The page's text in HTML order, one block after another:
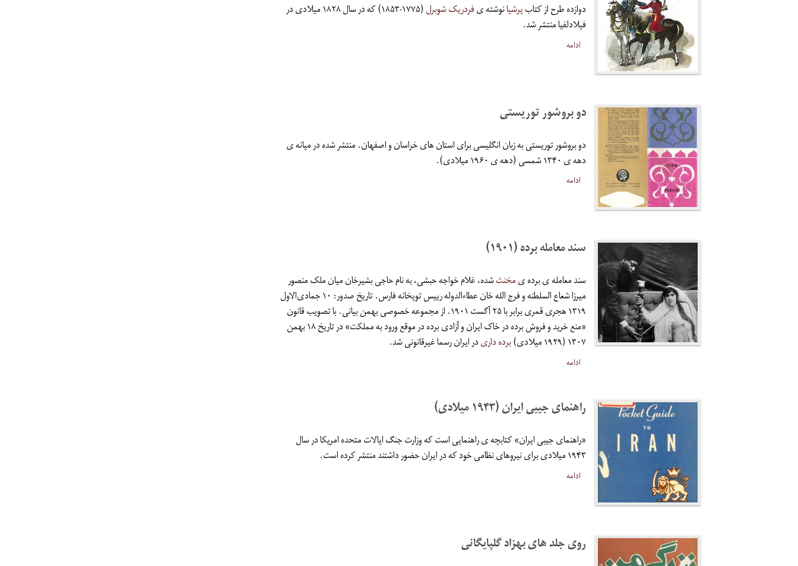
دوازده طرح از کتابپرشیانوشته یفردریک شوبرل (۱۷۷۵-۱۸۵۳) که در سال ۱۸۲۸ میلادی در
فیلادلفیا منتشر شد.
ادامه
دو بروشور توریستی
دو بروشور توریستی به زبان انگلیسی برای استان های خراسان و اصفهان. منتشر شده در میانه ی
دهه ی ۱۳۴۰ شمسی (دهه ی ۱۹۶۰ میلادی).
ادامه
سند معامله برده (۱۹۰۱)
سند معامله ی برده یمخنثشده، غلام خواجه حبشی، به نام حاجی بشیرخان میان ملک منصور
میرزا شعاع السلطنه و فرج الله خان عطاءالدوله رییس توپخانه فارس. تاریخ صدور: ۱۰ جمادی‌الاول
۱۳۱۹ هجری قمری برابر با ۲۵ آگست ۱۹۰۱. از مجموعه خصوصی بهمن بیانی. با تصویب قانون
«منع خرید و فروش برده در خاک ایران و آزادی برده در موقع ورود به مملکت» در تاریخ ۱۸ بهمن
۱۳۰۷ (۱۹۲۹ میلادی) برده داریدر ایران رسما غیرقانونی شد.
ادامه
راهنمای جیبی ایران (۱۹۴۳ میلادی)
«راهنمای جیبی ایران» کتابچه ی راهنمایی است که وزارت جنگ ایالات متحده امریکا در سال
۱۹۴۳ میلادی برای نیروهای نظامی خود که در ایران حضور داشتند منتشر کرده است.
ادامه
روی جلد های بهزاد گلپایگانی